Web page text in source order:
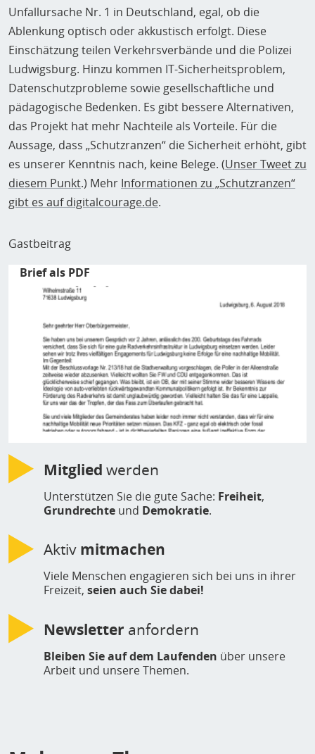
Unfallursache Nr. 1 in Deutschland, egal, ob die
Ablenkung optisch oder akkustisch erfolgt. Diese
Einschätzung teilen Verkehrsverbände und die Polizei
Ludwigsburg. Hinzu kommen IT-Sicherheitsproblem,
Datenschutzprobleme sowie gesellschaftliche und
pädagogische Bedenken. Es gibt bessere Alternativen,
das Projekt hat mehr Nachteile als Vorteile. Für die
Aussage, dass „Schutzranzen“ die Sicherheit erhöht, gibt
es unserer Kenntnis nach, keine Belege. (Unser Tweet zu
diesem Punkt.) Mehr Informationen zu „Schutzranzen“
gibt es auf digitalcourage.de.
Gastbeitrag
Brief als PDF
Mitglied werden
Unterstützen Sie die gute Sache: Freiheit,
Grundrechte und Demokratie.
Aktiv mitmachen
Viele Menschen engagieren sich bei uns in ihrer
Freizeit, seien auch Sie dabei!
Newsletter anfordern
Bleiben Sie auf dem Laufenden über unsere
Arbeit und unsere Themen.